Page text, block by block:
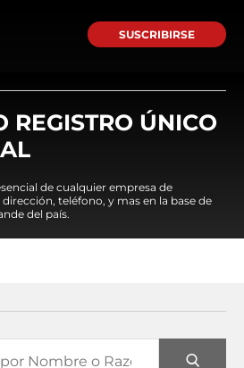
SUSCRIBIRSE
REGISTRO ÚNICO
de cualquier empresa de
teléfono, y mas en la base de
del país.